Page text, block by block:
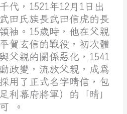
代，1521年12月1日出
田氏族長武田信虎的長
袖。15歲時，他在父親
賀玄信的戰役，初次體
父親的關係惡化，1541
政變，流放父親，成為
用了正式名字晴信，包
利幕府將軍）的「晴」
。